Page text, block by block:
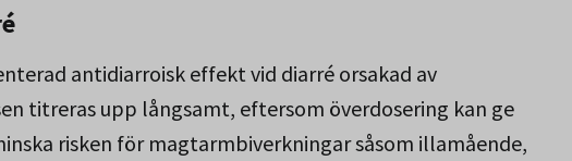
antidiarroisk effekt vid diarré orsakad av
titreras upp långsamt, eftersom överdosering kan ge
risken för magtarmbiverkningar såsom illamående,